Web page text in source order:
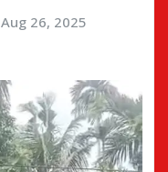
Aug 26, 2025